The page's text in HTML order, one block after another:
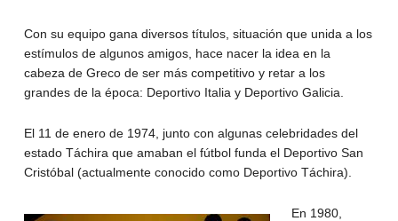
Con su equipo gana diversos títulos, situación que unida a los
estímulos de algunos amigos, hace nacer la idea en la
cabeza de Greco de ser más competitivo y retar a los
grandes de la época: Deportivo Italia y Deportivo Galicia.
El 11 de enero de 1974, junto con algunas celebridades del
estado Táchira que amaban el fútbol funda el Deportivo San
Cristóbal (actualmente conocido como Deportivo Táchira).
En 1980,